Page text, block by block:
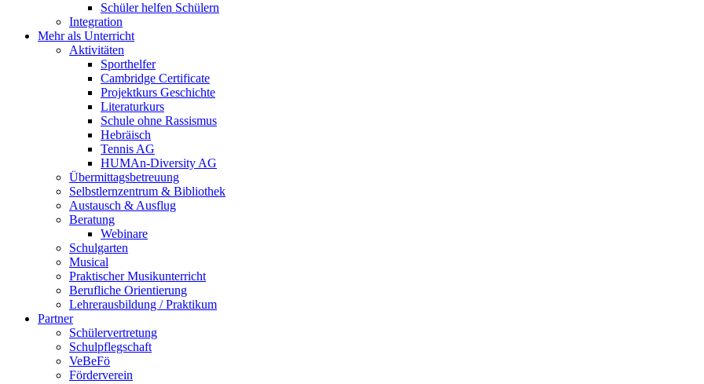
Schüler helfen Schülern
Integration
Mehr als Unterricht
Aktivitäten
Sporthelfer
Cambridge Certificate
Projektkurs Geschichte
Literaturkurs
Schule ohne Rassismus
Hebräisch
Tennis AG
HUMAn-Diversity AG
Übermittagsbetreuung
Selbstlernzentrum & Bibliothek
Austausch & Ausflug
Beratung
Webinare
Schulgarten
Musical
Praktischer Musikunterricht
Berufliche Orientierung
Lehrerausbildung / Praktikum
Partner
Schülervertretung
Schulpflegschaft
VeBeFö
Förderverein